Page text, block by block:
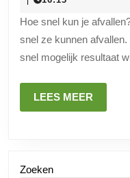
Hoe snel kun je
snel ze kunnen
snel mogelijk resultaat
LEES MEER
MEER
Zoeken